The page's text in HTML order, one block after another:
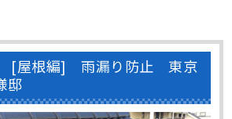
[屋根編] 雨漏り防止 東京
邸